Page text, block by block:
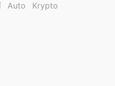
Auto Krypto